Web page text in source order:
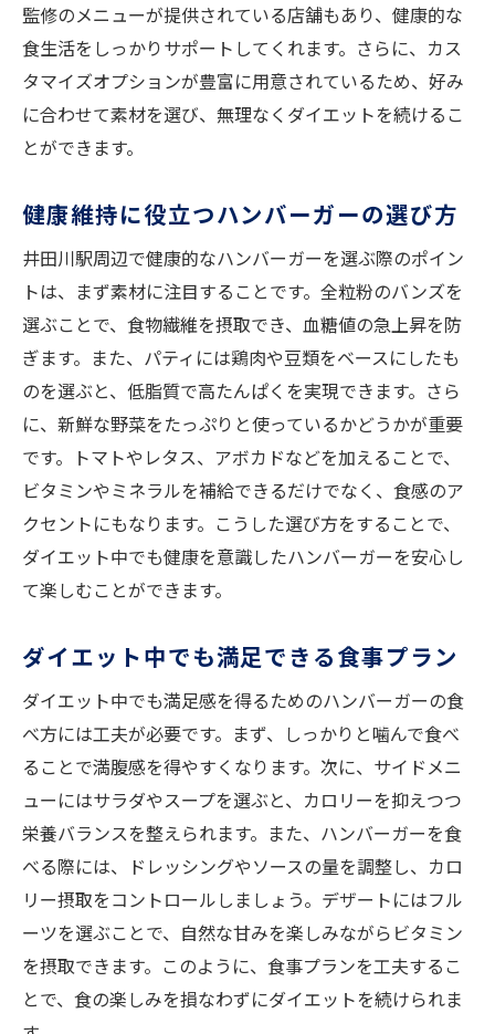
監修のメニューが提供されている店舗もあり、健康的な
食生活をしっかりサポートしてくれます。さらに、カス
タマイズオプションが豊富に用意されているため、好み
に合わせて素材を選び、無理なくダイエットを続けるこ
とができます。
健康維持に役立つハンバーガーの選び方
井田川駅周辺で健康的なハンバーガーを選ぶ際のポイン
トは、まず素材に注目することです。全粒粉のバンズを
選ぶことで、食物繊維を摂取でき、血糖値の急上昇を防
ぎます。また、パティには鶏肉や豆類をベースにしたも
のを選ぶと、低脂質で高たんぱくを実現できます。さら
に、新鮮な野菜をたっぷりと使っているかどうかが重要
です。トマトやレタス、アボカドなどを加えることで、
ビタミンやミネラルを補給できるだけでなく、食感のア
クセントにもなります。こうした選び方をすることで、
ダイエット中でも健康を意識したハンバーガーを安心し
て楽しむことができます。
ダイエット中でも満足できる食事プラン
ダイエット中でも満足感を得るためのハンバーガーの食
べ方には工夫が必要です。まず、しっかりと噛んで食べ
ることで満腹感を得やすくなります。次に、サイドメニ
ューにはサラダやスープを選ぶと、カロリーを抑えつつ
栄養バランスを整えられます。また、ハンバーガーを食
べる際には、ドレッシングやソースの量を調整し、カロ
リー摂取をコントロールしましょう。デザートにはフル
ーツを選ぶことで、自然な甘みを楽しみながらビタミン
を摂取できます。このように、食事プランを工夫するこ
とで、食の楽しみを損なわずにダイエットを続けられま